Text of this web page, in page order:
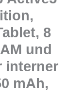
8
und
interner
mAh,